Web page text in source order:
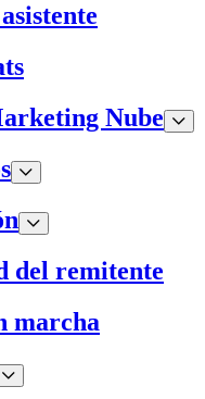
Nube
del remitente
marcha